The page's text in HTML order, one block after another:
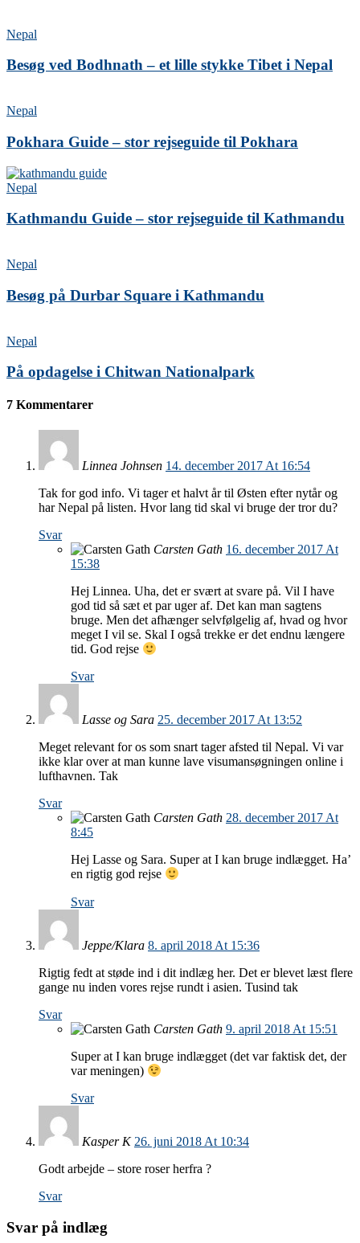
Nepal
Besøg ved Bodhnath – et lille stykke Tibet i Nepal
Nepal
Pokhara Guide – stor rejseguide til Pokhara
Nepal
Kathmandu Guide – stor rejseguide til Kathmandu
Nepal
Besøg på Durbar Square i Kathmandu
Nepal
På opdagelse i Chitwan Nationalpark
7 Kommentarer
Linnea Johnsen 14. december 2017 At 16:54
Tak for god info. Vi tager et halvt år til Østen efter nytår og
har Nepal på listen. Hvor lang tid skal vi bruge der tror du?
Svar
Carsten Gath 16. december 2017 At
15:38
Hej Linnea. Uha, det er svært at svare på. Vil I have
god tid så sæt et par uger af. Det kan man sagtens
bruge. Men det afhænger selvfølgelig af, hvad og hvor
meget I vil se. Skal I også trekke er det endnu længere
tid. God rejse
Svar
Lasse og Sara 25. december 2017 At 13:52
Meget relevant for os som snart tager afsted til Nepal. Vi var
ikke klar over at man kunne lave visumansøgningen online i
lufthavnen. Tak
Svar
Carsten Gath 28. december 2017 At
8:45
Hej Lasse og Sara. Super at I kan bruge indlægget. Ha’
en rigtig god rejse
Svar
Jeppe/Klara 8. april 2018 At 15:36
Rigtig fedt at støde ind i dit indlæg her. Det er blevet læst flere
gange nu inden vores rejse rundt i asien. Tusind tak
Svar
Carsten Gath 9. april 2018 At 15:51
Super at I kan bruge indlægget (det var faktisk det, der
var meningen)
Svar
Kasper K 26. juni 2018 At 10:34
Godt arbejde – store roser herfra ?
Svar
Svar på indlæg